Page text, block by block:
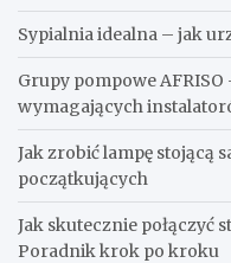
Sypialnia idealna – jak
Grupy pompowe
wymagających
Jak zrobić lampę stojącą
początkujących
Jak skutecznie połączyć
Poradnik krok po kroku